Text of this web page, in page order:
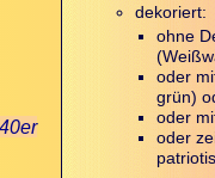
dekoriert:
ohne
oder
grün)
oder
oder